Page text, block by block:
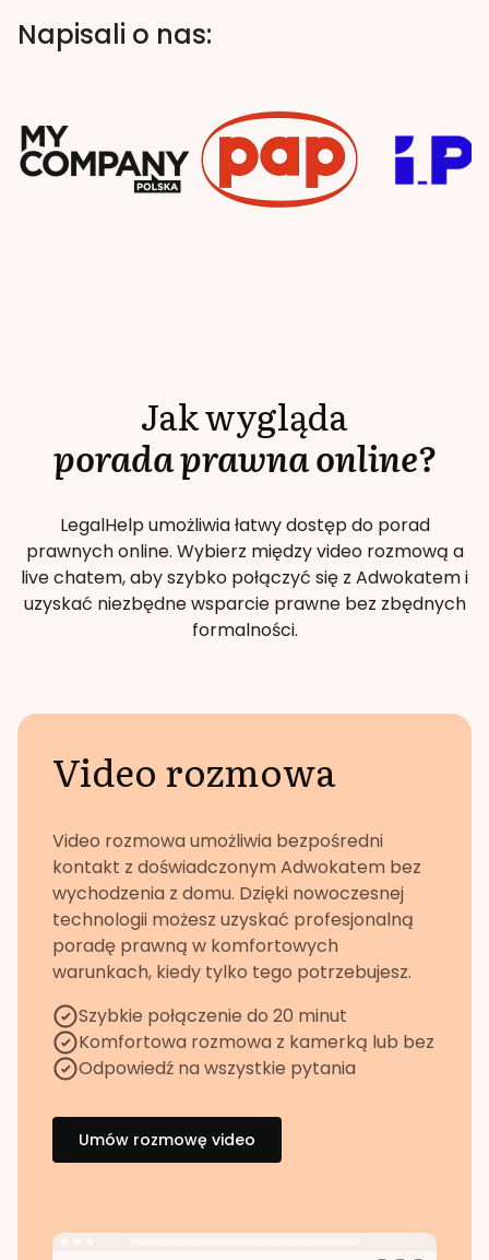
Napisali o nas:
Jak wygląda
porada prawna online?
LegalHelp umożliwia łatwy dostęp do porad
prawnych online. Wybierz między video rozmową a
live chatem, aby szybko połączyć się z Adwokatem i
uzyskać niezbędne wsparcie prawne bez zbędnych
formalności.
Video rozmowa
Video rozmowa umożliwia bezpośredni
kontakt z doświadczonym Adwokatem bez
wychodzenia z domu. Dzięki nowoczesnej
technologii możesz uzyskać profesjonalną
poradę prawną w komfortowych
warunkach, kiedy tylko tego potrzebujesz.
Szybkie połączenie do 20 minut
Komfortowa rozmowa z kamerką lub bez
Odpowiedź na wszystkie pytania
Umów rozmowę video